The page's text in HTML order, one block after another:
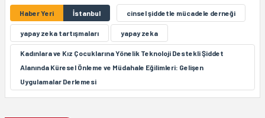
Haber Yeri İstanbul cinsel şiddetle mücadele derneği
yapay zeka tartışmaları yapay zeka
Kadınlara ve Kız Çocuklarına Yönelik Teknoloji Destekli Şiddet
Alanında Küresel Önleme ve Müdahale Eğilimleri: Gelişen
Uygulamalar Derlemesi